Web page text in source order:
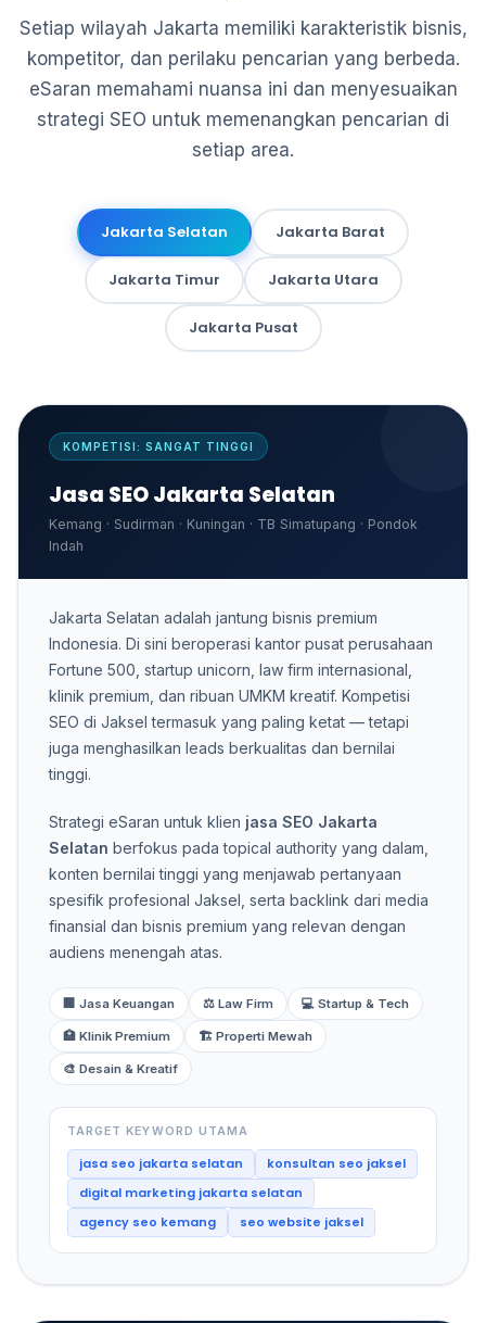
Setiap wilayah Jakarta memiliki karakteristik bisnis,
kompetitor, dan perilaku pencarian yang berbeda.
eSaran memahami nuansa ini dan menyesuaikan
strategi SEO untuk memenangkan pencarian di
setiap area.
Jakarta Selatan Jakarta Barat
Jakarta Timur Jakarta Utara
Jakarta Pusat
KOMPETISI: SANGAT TINGGI
Jasa SEO Jakarta Selatan
Kemang · Sudirman · Kuningan · TB Simatupang · Pondok
Indah
Jakarta Selatan adalah jantung bisnis premium
Indonesia. Di sini beroperasi kantor pusat perusahaan
Fortune 500, startup unicorn, law firm internasional,
klinik premium, dan ribuan UMKM kreatif. Kompetisi
SEO di Jaksel termasuk yang paling ketat — tetapi
juga menghasilkan leads berkualitas dan bernilai
tinggi.
Strategi eSaran untuk klien jasa SEO Jakarta
Selatan berfokus pada topical authority yang dalam,
konten bernilai tinggi yang menjawab pertanyaan
spesifik profesional Jaksel, serta backlink dari media
finansial dan bisnis premium yang relevan dengan
audiens menengah atas.
🏢 Jasa Keuangan ⚖️ Law Firm 💻 Startup & Tech
🏥 Klinik Premium 🏗️ Properti Mewah
🎨 Desain & Kreatif
TARGET KEYWORD UTAMA
jasa seo jakarta selatan
konsultan seo jaksel
digital marketing jakarta selatan
agency seo kemang
seo website jaksel